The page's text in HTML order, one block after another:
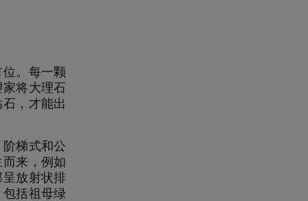
。每一颗
将大理石
，才能出
梯式和公
来，例如
放射状排
括祖母绿